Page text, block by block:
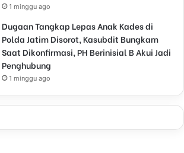
1 minggu ago
Dugaan Tangkap Lepas Anak Kades di
Polda Jatim Disorot, Kasubdit Bungkam
Saat Dikonfirmasi, PH Berinisial B Akui Jadi
Penghubung
1 minggu ago